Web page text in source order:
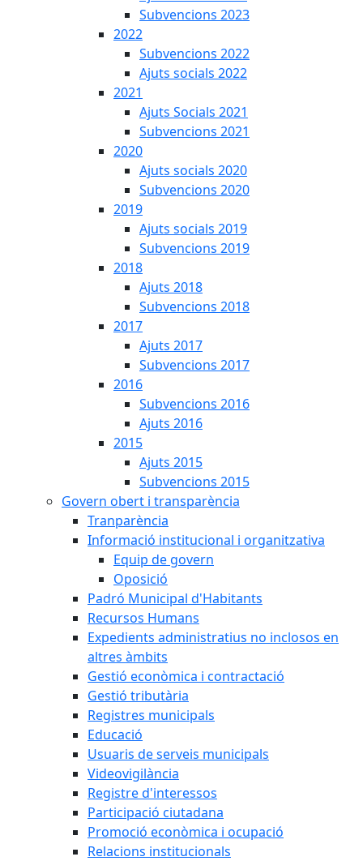
Subvencions 2023
2022
Subvencions 2022
Ajuts socials 2022
2021
Ajuts Socials 2021
Subvencions 2021
2020
Ajuts socials 2020
Subvencions 2020
2019
Ajuts socials 2019
Subvencions 2019
2018
Ajuts 2018
Subvencions 2018
2017
Ajuts 2017
Subvencions 2017
2016
Subvencions 2016
Ajuts 2016
2015
Ajuts 2015
Subvencions 2015
Govern obert i transparència
Tranparència
Informació institucional i organitzativa
Equip de govern
Oposició
Padró Municipal d'Habitants
Recursos Humans
Expedients administratius no inclosos en
altres àmbits
Gestió econòmica i contractació
Gestió tributària
Registres municipals
Educació
Usuaris de serveis municipals
Videovigilància
Registre d'interessos
Participació ciutadana
Promoció econòmica i ocupació
Relacions institucionals